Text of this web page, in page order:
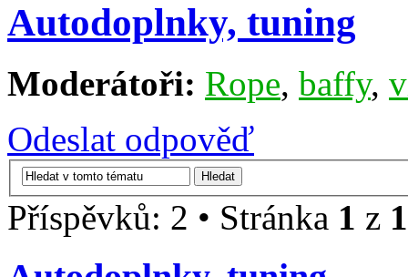
Autodoplnky, tuning
Moderátoři: Rope, baffy,
Odeslat odpověď
Příspěvků: 2 • Stránka 1 z 1